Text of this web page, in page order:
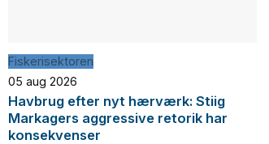
Fiskerisektoren
05 aug 2026
Havbrug efter nyt hærværk: Stiig
Markagers aggressive retorik har
konsekvenser